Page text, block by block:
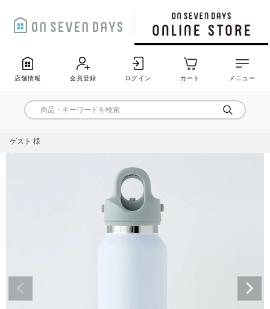
店舗情報 会員登録 ログイン カート メニュー
ゲスト 様